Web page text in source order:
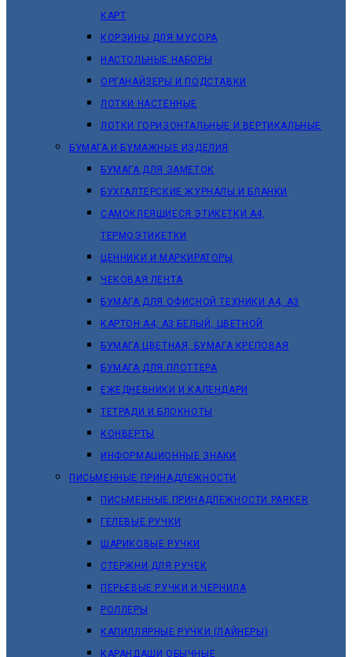
КАРТ
КОРЗИНЫ ДЛЯ МУСОРА
НАСТОЛЬНЫЕ НАБОРЫ
ОРГАНАЙЗЕРЫ И ПОДСТАВКИ
ЛОТКИ НАСТЕННЫЕ
ЛОТКИ ГОРИЗОНТАЛЬНЫЕ И ВЕРТИКАЛЬНЫЕ
БУМАГА И БУМАЖНЫЕ ИЗДЕЛИЯ
БУМАГА ДЛЯ ЗАМЕТОК
БУХГАЛТЕРСКИЕ ЖУРНАЛЫ И БЛАНКИ
САМОКЛЕЯЩИЕСЯ ЭТИКЕТКИ А4,
ТЕРМОЭТИКЕТКИ
ЦЕННИКИ И МАРКИРАТОРЫ
ЧЕКОВАЯ ЛЕНТА
БУМАГА ДЛЯ ОФИСНОЙ ТЕХНИКИ А4, А3
КАРТОН А4, А3 БЕЛЫЙ, ЦВЕТНОЙ
БУМАГА ЦВЕТНАЯ, БУМАГА КРЕПОВАЯ
БУМАГА ДЛЯ ПЛОТТЕРА
ЕЖЕДНЕВНИКИ И КАЛЕНДАРИ
ТЕТРАДИ И БЛОКНОТЫ
КОНВЕРТЫ
ИНФОРМАЦИОННЫЕ ЗНАКИ
ПИСЬМЕННЫЕ ПРИНАДЛЕЖНОСТИ
ПИСЬМЕННЫЕ ПРИНАДЛЕЖНОСТИ PARKER
ГЕЛЕВЫЕ РУЧКИ
ШАРИКОВЫЕ РУЧКИ
СТЕРЖНИ ДЛЯ РУЧЕК
ПЕРЬЕВЫЕ РУЧКИ И ЧЕРНИЛА
РОЛЛЕРЫ
КАПИЛЛЯРНЫЕ РУЧКИ (ЛАЙНЕРЫ)
КАРАНДАШИ ОБЫЧНЫЕ